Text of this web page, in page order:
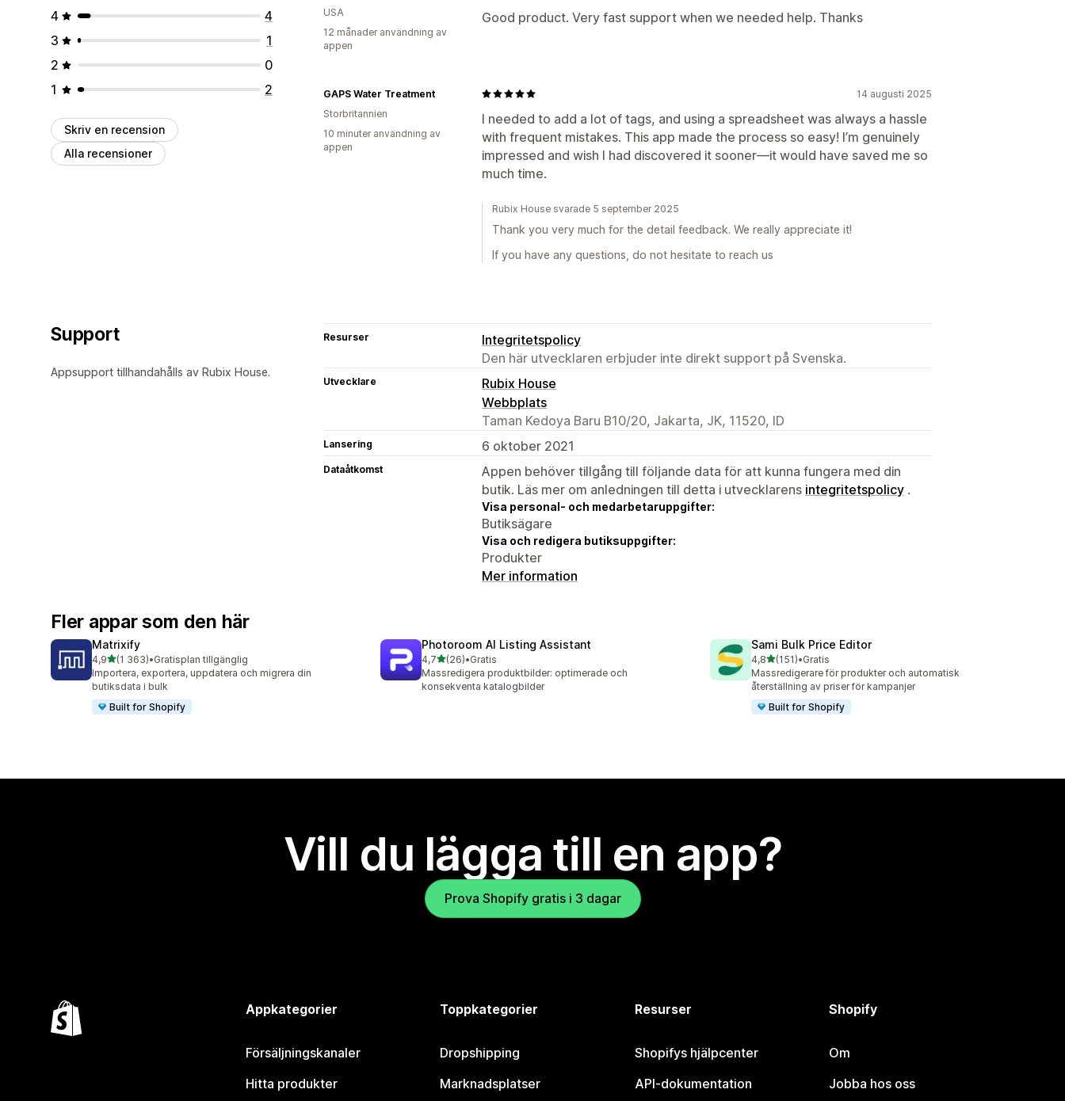
4
4
3
1
2
0
1
2
Skriv en recension
Alla recensioner
Good product. Very fast support when we needed help. Thanks
USA
12 månader användning av
appen
14 augusti 2025
I needed to add a lot of tags, and using a spreadsheet was always a hassle
with frequent mistakes. This app made the process so easy! I’m genuinely
impressed and wish I had discovered it sooner—it would have saved me so
much time.
GAPS Water Treatment
Storbritannien
10 minuter användning av
appen
Rubix House svarade 5 september 2025
Thank you very much for the detail feedback. We really appreciate it!
If you have any questions, do not hesitate to reach us
Support
Appsupport tillhandahålls av Rubix House.
Resurser
Integritetspolicy
Den här utvecklaren erbjuder inte direkt support på Svenska.
Utvecklare
Rubix House
Webbplats
Taman Kedoya Baru B10/20, Jakarta, JK, 11520, ID
Lansering 6 oktober 2021
Dataåtkomst
Appen behöver tillgång till följande data för att kunna fungera med din
butik. Läs mer om anledningen till detta i utvecklarens integritetspolicy .
Visa personal- och medarbetaruppgifter:
Butiksägare
Visa och redigera butiksuppgifter:
Produkter
Mer information
Fler appar som den här
Matrixify
4,9av 5 stjärnor
(1 363)
1363 recensioner totalt
•Gratisplan tillgänglig
Importera, exportera, uppdatera och migrera din
butiksdata i bulk
Built for Shopify
Photoroom AI Listing Assistant
4,7av 5 stjärnor
(26)
26 recensioner totalt
•Gratis
Massredigera produktbilder: optimerade och
konsekventa katalogbilder
Sami Bulk Price Editor
4,8av 5 stjärnor
(151)
151 recensioner totalt
•Gratis
Massredigerare för produkter och automatisk
återställning av priser för kampanjer
Built for Shopify
Vill du lägga till en app?
Prova Shopify gratis i 3 dagar
Appkategorier
Försäljningskanaler
Hitta produkter
Toppkategorier
Dropshipping
Marknadsplatser
Resurser
Shopifys hjälpcenter
API-dokumentation
Shopify
Om
Jobba hos oss